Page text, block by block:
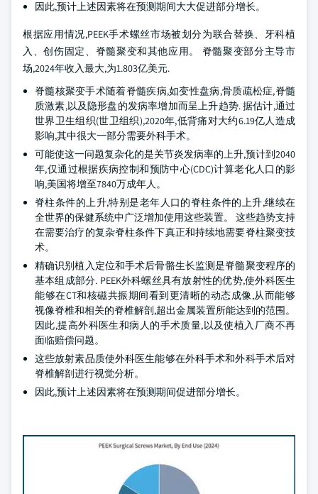
因此,预计上述因素将在预测期间大大促进部分增长。
根据应用情况,PEEK手术螺丝市场被划分为联合替换、牙科植
入、创伤固定、脊髓聚变和其他应用。 脊髓聚变部分主导市
场,2024年收入最大,为1.803亿美元.
脊髓核聚变手术随着脊髓疾病,如变性盘病,骨质疏松症,脊髓
质激素,以及隐形盘的发病率增加而呈上升趋势. 据估计,通过
世界卫生组织(世卫组织),2020年,低背痛对大约6.19亿人造成
影响,其中很大一部分需要外科手术。
可能使这一问题复杂化的是关节炎发病率的上升,预计到2040
年,仅通过根据疾病控制和预防中心(CDC)计算老化人口的影
响,美国将增至7840万成年人。
脊柱条件的上升,特别是老年人口的脊柱条件的上升,继续在
全世界的保健系统中广泛增加使用这些装置。 这些趋势支持
在需要治疗的复杂脊柱条件下真正和持续地需要脊柱聚变技
术。
精确识别植入定位和手术后骨骼生长监测是脊髓聚变程序的
基本组成部分. PEEK外科螺丝具有放射性的优势,使外科医生
能够在CT和核磁共振期间看到更清晰的动态成像,从而能够
视像脊椎和相关的脊椎解剖,超出金属装置所能达到的范围。
因此,提高外科医生和病人的手术质量,以及使植入厂商不再
面临赔偿问题。
这些放射素品质使外科医生能够在外科手术和外科手术后对
脊椎解剖进行视觉分析。
因此,预计上述因素将在预测期间促进部分增长。